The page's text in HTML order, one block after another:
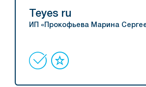
Teyes ru
ИП «Прокофьева Марина